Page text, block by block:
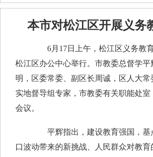
本市对松江区开展义务
6月17日上午，松江区义务教育优
松江区办公中心举行。市教委总督学
明，区委常委、副区长周诚，区人大
实地督导组专家，市教委有关职能处
会议。
平辉指出，建设教育强国，基点
口波动带来的新挑战、人民群众对教